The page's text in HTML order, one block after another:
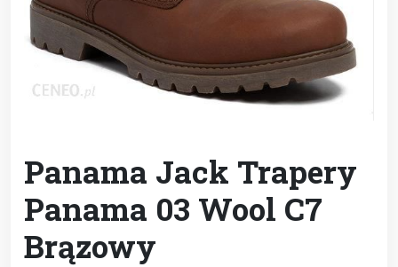
Panama Jack Trapery
Panama 03 Wool C7
Brązowy